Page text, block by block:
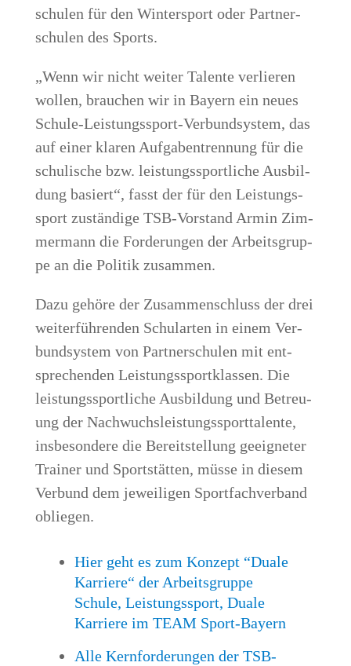
schu­len für den Win­ter­sport oder Part­ner­
schu­len des Sports.
„Wenn wir nicht wei­ter Talen­te ver­lie­ren
wol­len, brau­chen wir in Bay­ern ein neu­es
Schu­le-Leis­tungs­sport-Ver­bund­sys­tem, das
auf einer kla­ren Auf­ga­ben­tren­nung für die
schu­li­sche bzw. leis­tungs­sport­li­che Aus­bil­
dung basiert“, fasst der für den Leis­tungs­
sport zustän­di­ge TSB-Vor­stand Armin Zim­
mer­mann die For­de­run­gen der Arbeits­grup­
pe an die Poli­tik zusammen.
Dazu gehö­re der Zusam­men­schluss der drei
wei­ter­füh­ren­den Schul­ar­ten in einem Ver­
bund­sys­tem von Part­ner­schu­len mit ent­
spre­chen­den Leis­tungs­sport­klas­sen. Die
leis­tungs­sport­li­che Aus­bil­dung und Betreu­
ung der Nach­wuchs­leis­tungs­sport­ta­len­te,
ins­be­son­de­re die Bereit­stel­lung geeig­ne­ter
Trai­ner und Sport­stät­ten, müs­se in die­sem
Ver­bund dem jewei­li­gen Sport­fach­ver­band
obliegen.
Hier geht es zum Kon­zept “Dua­le
Kar­rie­re“ der Arbeits­grup­pe
Schu­le, Leis­tungs­sport, Dua­le
Kar­rie­re im TEAM Sport-Bayern
Alle Kern­for­de­run­gen der TSB-